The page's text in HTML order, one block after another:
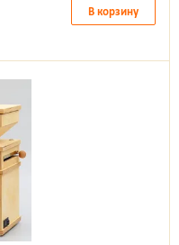
В корзину